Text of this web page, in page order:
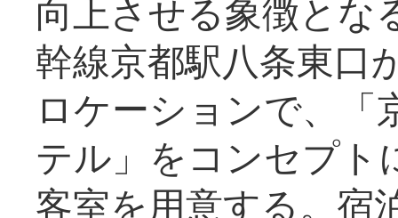
向上させる象徴とな
幹線京都駅八条東口
ロケーションで、「
テル」をコンセプト
客室を用意する。宿